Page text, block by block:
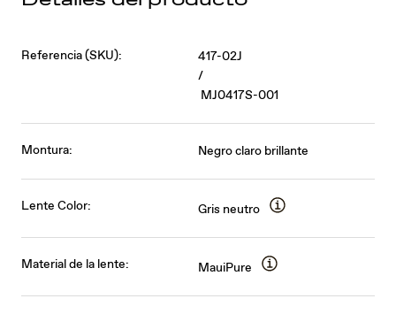
Referencia (SKU):
417-02J
/
MJ0417S-001
Montura: Negro claro brillante
Lente Color: Gris neutro
Material de la lente: MauiPure